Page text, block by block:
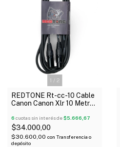
1 / 2
REDTONE Rt-cc-10 Cable
Canon Canon Xlr 10 Metros
6 cuotas sin interés de$5.666,67
$34.000,00
$30.600,00 con Transferencia o
depósito